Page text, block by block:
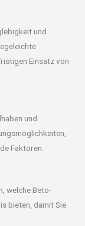
und
Einsatz von
und
Faktoren.
welche Beto-
bieten, damit Sie